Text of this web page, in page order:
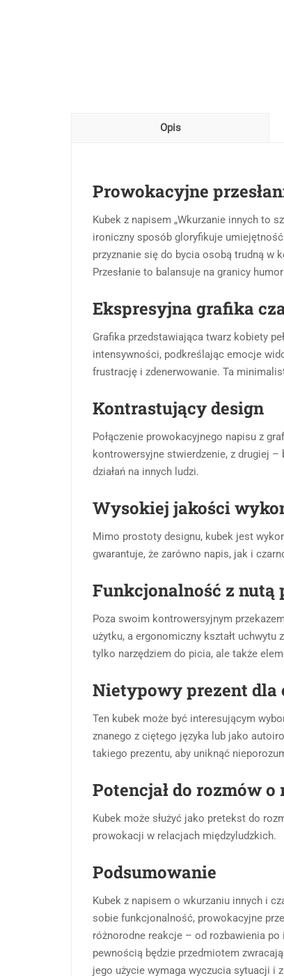
Opis
Prowokacyjne
Kubek z napisem „Wkurzanie innych to
ironiczny sposób gloryfikuje
przyznanie się do bycia osobą trudną w
Przesłanie to balansuje na granicy
Ekspresyjna grafika
Grafika przedstawiająca twarz kobiety
intensywności, podkreślając emocje
frustrację i zdenerwowanie. Ta
Kontrastujący design
Połączenie prowokacyjnego napisu z
kontrowersyjne stwierdzenie, z drugiej
działań na innych ludzi.
Wysokiej jakości
Mimo prostoty designu, kubek jest
gwarantuje, że zarówno napis, jak i
Funkcjonalność z nutą
Poza swoim kontrowersyjnym
użytku, a ergonomiczny kształt
tylko narzędziem do picia, ale także
Nietypowy prezent dla
Ten kubek może być interesującym
znanego z ciętego języka lub jako
takiego prezentu, aby uniknąć
Potencjał do rozmów
Kubek może służyć jako pretekst do
prowokacji w relacjach międzyludzkich.
Podsumowanie
Kubek z napisem o wkurzaniu innych i
sobie funkcjonalność, prowokacyjne
różnorodne reakcje – od rozbawienia
pewnością będzie przedmiotem
jego użycie wymaga wyczucia sytuacji i